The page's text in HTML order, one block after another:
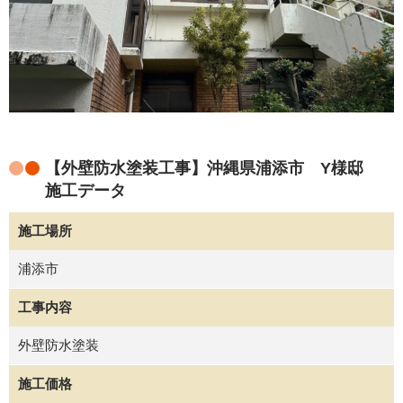
【外壁防水塗装工事】沖縄県浦添市 Y様邸
施工データ
施工場所
浦添市
工事内容
外壁防水塗装
施工価格